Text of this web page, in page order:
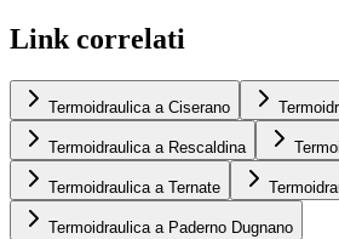
Link correlati
Termoidraulica a Ciserano
Termoidraulica a Rescaldina
Termoidraulica a Ternate
Termoidraulica a Paderno Dugnano